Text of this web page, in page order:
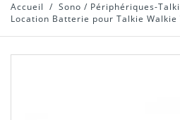
Accueil / Sono / Périphériques-
Location Batterie pour Talkie Walkie